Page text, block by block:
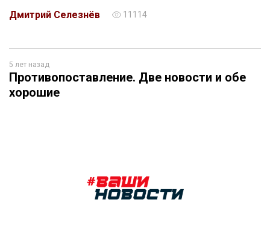
Дмитрий Селезнёв
11114
5 лет назад
Противопоставление. Две новости и обе
хорошие